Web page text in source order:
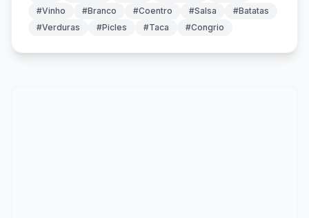
#Vinho
#Branco #Coentro #Salsa
#Batatas
#Verduras
#Picles #Taca #Congrio